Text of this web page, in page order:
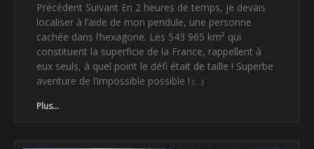
Précédent Suivant En 2 heures de temps, je devais
localiser à l’aide de mon pendule, une personne
cachée dans l’hexagone. Les 543 965 km² qui
constituent la superficie de la France, rappellent à
eux seuls, à quel point le défi était de taille ! Superbe
aventure de l’impossible possible !
Plus...